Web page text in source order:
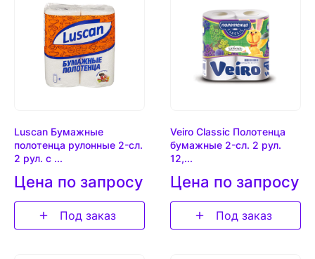
Luscan Бумажные
полотенца рулонные 2-сл.
2 рул. с ...
Цена по запросу
Под заказ
Veiro Classic Полотенца
бумажные 2-сл. 2 рул.
12,...
Цена по запросу
Под заказ